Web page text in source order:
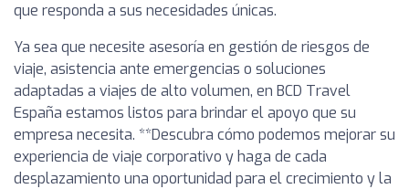
que responda a sus necesidades únicas.
Ya sea que necesite asesoría en gestión de riesgos de
viaje, asistencia ante emergencias o soluciones
adaptadas a viajes de alto volumen, en BCD Travel
España estamos listos para brindar el apoyo que su
empresa necesita. **Descubra cómo podemos mejorar su
experiencia de viaje corporativo y haga de cada
desplazamiento una oportunidad para el crecimiento y la